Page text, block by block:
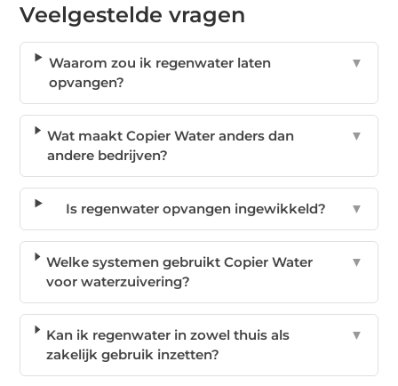
Veelgestelde vragen
Waarom zou ik regenwater laten
opvangen?
▼
Wat maakt Copier Water anders dan
andere bedrijven?
▼
Is regenwater opvangen ingewikkeld? ▼
Welke systemen gebruikt Copier Water
voor waterzuivering?
▼
Kan ik regenwater in zowel thuis als
zakelijk gebruik inzetten?
▼